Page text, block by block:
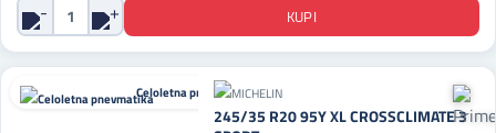
Celoletna pnevmatika
245/35 R20 95Y XL CROSSCLIMATE 3